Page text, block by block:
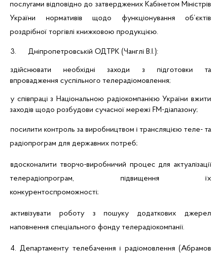
послугами відповідно до затверджених Кабінетом Міністрів
України нормативів щодо функціонування об’єктів
роздрібної торгівлі книжковою продукцією.
3. Дніпропетровській ОДТРК (Чанглі В.І.):
здійснювати необхідні заходи з підготовки та
впровадження суспільного телерадіомовлення;
у співпраці з Національною радіокомпанією України вжити
заходів щодо розбудови сучасної мережі FM-діапазону;
посилити контроль за виробництвом і трансляцією теле- та
радіопрограм для державних потреб;
вдосконалити творчо-виробничий процес для актуалізації
телерадіопрограм, підвищення їх
конкурентоспроможності;
активізувати роботу з пошуку додаткових джерел
наповнення спеціального фонду телерадіокомпанії.
4. Департаменту телебачення і радіомовлення (Абрамов